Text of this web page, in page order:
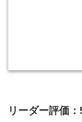
リーダー評価